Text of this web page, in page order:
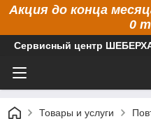
Акция до конца
0
Сервисный центр
Товары и услуги